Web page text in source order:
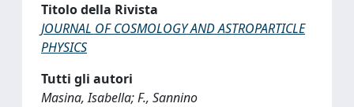
Titolo della Rivista
JOURNAL OF COSMOLOGY AND ASTROPARTICLE
PHYSICS
Tutti gli autori
Masina, Isabella; F., Sannino